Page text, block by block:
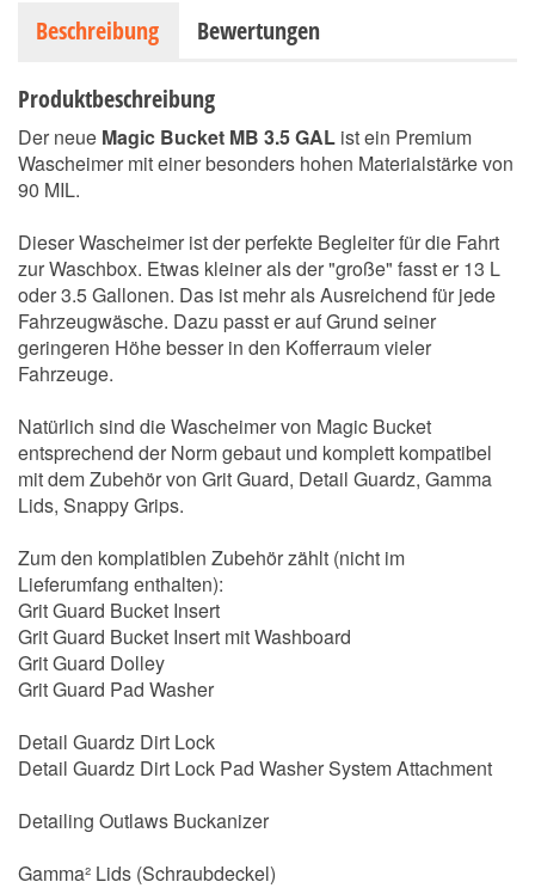
Beschreibung Bewertungen
Produktbeschreibung
Der neue Magic Bucket MB 3.5 GAL ist ein Premium
Wascheimer mit einer besonders hohen Materialstärke von
90 MIL.
Dieser Wascheimer ist der perfekte Begleiter für die Fahrt
zur Waschbox. Etwas kleiner als der "große" fasst er 13 L
oder 3.5 Gallonen. Das ist mehr als Ausreichend für jede
Fahrzeugwäsche. Dazu passt er auf Grund seiner
geringeren Höhe besser in den Kofferraum vieler
Fahrzeuge.
Natürlich sind die Wascheimer von Magic Bucket
entsprechend der Norm gebaut und komplett kompatibel
mit dem Zubehör von Grit Guard, Detail Guardz, Gamma
Lids, Snappy Grips.
Zum den komplatiblen Zubehör zählt (nicht im
Lieferumfang enthalten):
Grit Guard Bucket Insert
Grit Guard Bucket Insert mit Washboard
Grit Guard Dolley
Grit Guard Pad Washer
Detail Guardz Dirt Lock
Detail Guardz Dirt Lock Pad Washer System Attachment
Detailing Outlaws Buckanizer
Gamma² Lids (Schraubdeckel)